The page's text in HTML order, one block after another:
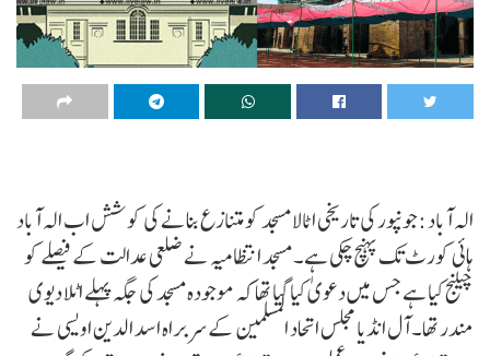
الہ آباد :جونپور کی تاریخی اٹالا مسجد کو متنازع بنانے کی کوشش اب الہ آباد
ہائی کورٹ تک پہنچ چکی ہے۔ مسجد انتظامیہ نے ضلعی عدالت کے فیصلے کو
چیلنج کیا ہے جس میں دعویٰ کیا گیا تھا کہ موجودہ مسجد کی جگہ پہلے اٹلا دیوی
مندر تھا۔ آل انڈیا مجلس اتحاد المسلمین کے سربراہ اسد الدین اویسی نے